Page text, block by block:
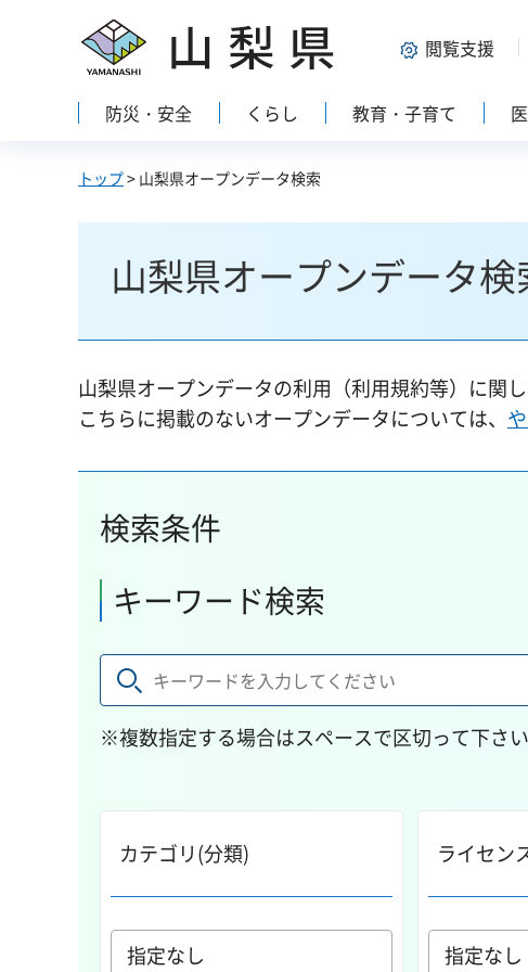
山梨県 閲覧支援
防災・安全 くらし 教育・子育て
トップ> 山梨県オープンデータ検索
山梨県オープンデータ検
山梨県オープンデータの利用（利用規約等）に関し
こちらに掲載のないオープンデータについては、
検索条件
キーワード検索
※複数指定する場合はスペースで区切って下さい
カテゴリ(分類) ライセン